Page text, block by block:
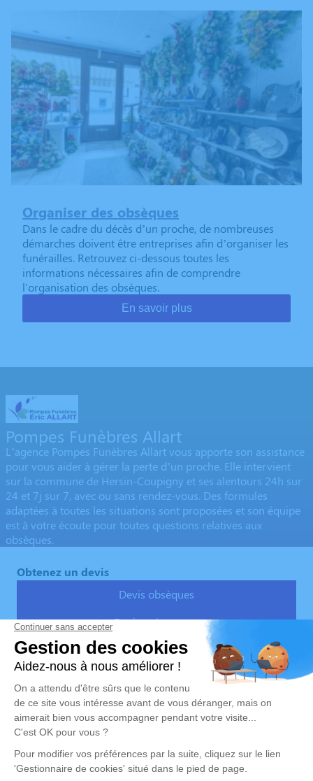
Organiser des obsèques
Dans le cadre du décès d’un proche, de nombreuses
démarches doivent être entreprises afin d’organiser les
funérailles. Retrouvez ci-dessous toutes les
informations nécessaires afin de comprendre
l'organisation des obsèques.
En savoir plus
Pompes Funèbres Allart
L’agence Pompes Funèbres Allart vous apporte son assistance
pour vous aider à gérer la perte d’un proche. Elle intervient
sur la commune de Hersin-Coupigny et ses alentours 24h sur
24 et 7j sur 7, avec ou sans rendez-vous. Des formules
adaptées à toutes les situations sont proposées et son équipe
est à votre écoute pour toutes questions relatives aux
obsèques.
Obtenez un devis
Devis obsèques
Devis prévoyance
Devis marbrerie
Nos Services
Organiser des obsèques
Services aux familles
Liens utiles
Avis de décès
Demande de rendez-vous en
Nos réseaux sociaux